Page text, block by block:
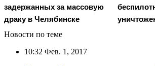
задержанных за массовую
драку в Челябинске
Новости по теме
10:32 Фев. 1, 2017